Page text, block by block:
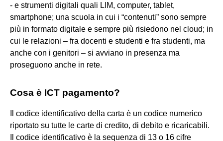
- e strumenti digitali quali LIM, computer, tablet,
smartphone; una scuola in cui i “contenuti” sono sempre
più in formato digitale e sempre più risiedono nel cloud; in
cui le relazioni – fra docenti e studenti e fra studenti, ma
anche con i genitori – si avviano in presenza ma
proseguono anche in rete.
Cosa è ICT pagamento?
Il codice identificativo della carta è un codice numerico
riportato su tutte le carte di credito, di debito e ricaricabili.
Il codice identificativo è la sequenza di 13 o 16 cifre